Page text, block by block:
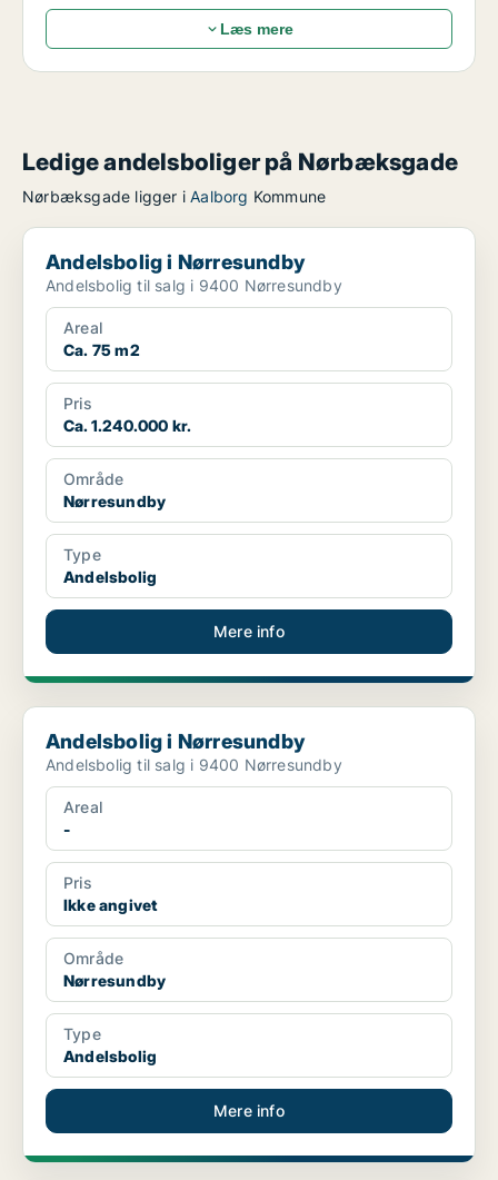
Læs mere
Ledige andelsboliger på Nørbæksgade
Nørbæksgade ligger iAalborg Kommune
Andelsbolig i Nørresundby
Andelsbolig i Nørresundby
Andelsbolig til salg i 9400 Nørresundby
Areal
Ca. 75 m2
Pris
Ca. 1.240.000 kr.
Område
Nørresundby
Type
Andelsbolig
Mere info
Andelsbolig i Nørresundby
Andelsbolig i Nørresundby
Andelsbolig til salg i 9400 Nørresundby
Areal
-
Pris
Ikke angivet
Område
Nørresundby
Type
Andelsbolig
Mere info